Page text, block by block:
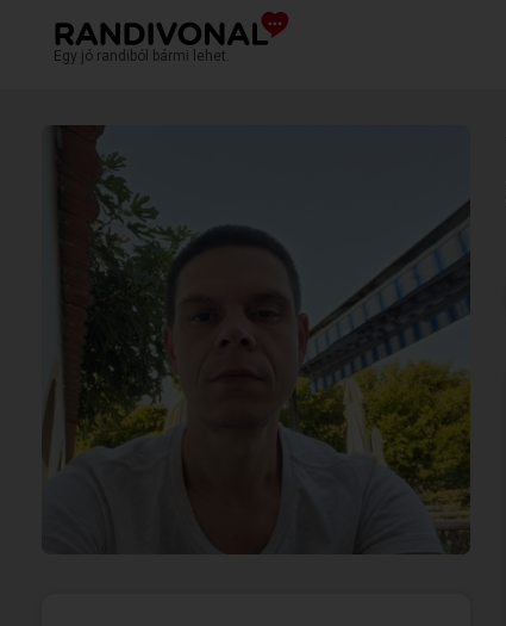
Egy jó randiból bármi lehet.